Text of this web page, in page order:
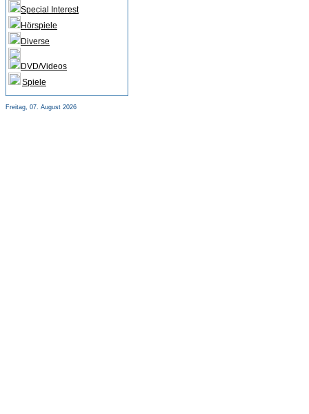
Special Interest
Hörspiele
Diverse
DVD/Videos
Spiele
Freitag, 07. August 2026